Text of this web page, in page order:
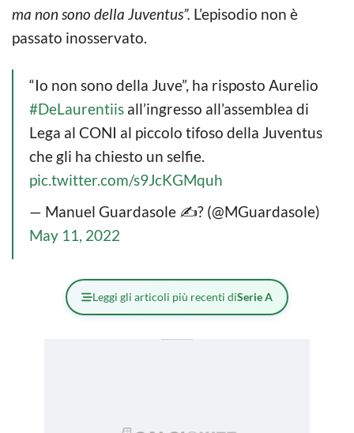
ma non sono della Juventus”. L’episodio non è
passato inosservato.
“Io non sono della Juve”, ha risposto Aurelio
#DeLaurentiis all’ingresso all’assemblea di
Lega al CONI al piccolo tifoso della Juventus
che gli ha chiesto un selfie.
pic.twitter.com/s9JcKGMquh
— Manuel Guardasole ✍? (@MGuardasole)
May 11, 2022
Leggi gli articoli più recenti diSerie A